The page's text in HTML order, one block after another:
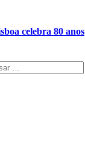
celebra 80 anos